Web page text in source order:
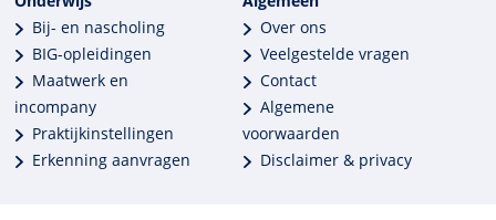
Bij- en nascholing
BIG-opleidingen
Maatwerk en
incompany
Praktijkinstellingen
Erkenning aanvragen
Over ons
Veelgestelde vragen
Contact
Algemene
voorwaarden
Disclaimer & privacy